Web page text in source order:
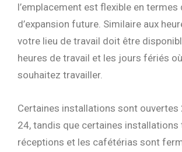
l’emplacement est flexible en termes
d’expansion future. Similaire aux
votre lieu de travail doit être
heures de travail et les jours fériés
souhaitez travailler.
Certaines installations sont ouvertes
24, tandis que certaines installations
réceptions et les cafétérias sont